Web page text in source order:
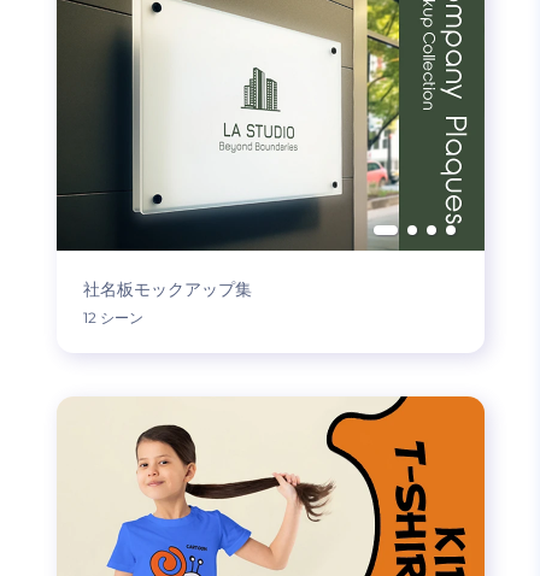
社名板モックアップ集
12 シーン